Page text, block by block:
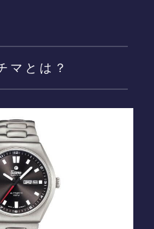
マとは？